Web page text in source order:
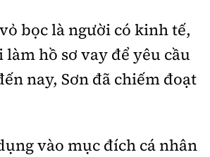
bọc là người có kinh tế,
hồ sơ vay để yêu cầu
nay, Sơn đã chiếm đoạt
vào mục đích cá nhân